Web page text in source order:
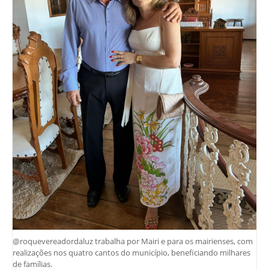
@roquevereadordaluz trabalha por Mairi e para os mairienses, com
realizações nos quatro cantos do município, beneficiando milhares
de famílias.